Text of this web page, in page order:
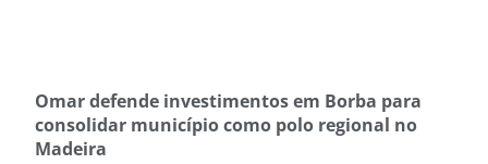
Omar defende investimentos em Borba para
consolidar município como polo regional no
Madeira